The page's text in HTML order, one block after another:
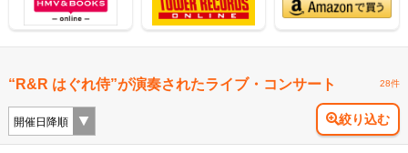
“R&R はぐれ侍”が演奏されたライブ・コンサート 28件
絞り込む